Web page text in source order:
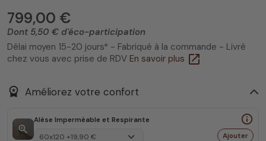
799,00 €
Dont 5,50 € d'éco-participation
Délai moyen 15-20 jours* - Fabriqué à la commande - Livré
chez vous avec prise de RDV En savoir plus open_in_new
workspace_premium Améliorez votre confort
zoom_in
Alèse Imperméable et Respirante info_outline
Ajouter